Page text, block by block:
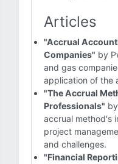
Articles
"Accrual
Companies" by
and gas
application of the
"The Accrual
Professionals"
accrual method's
project
and challenges.
"Financial